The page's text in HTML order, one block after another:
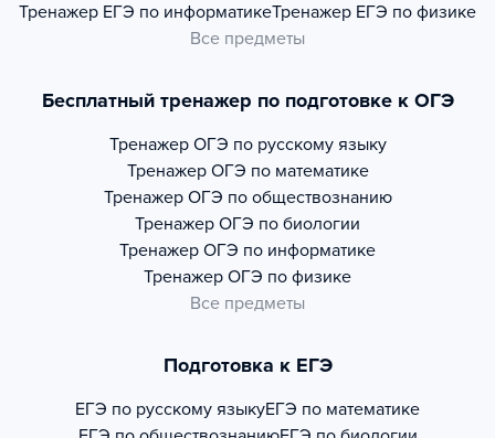
Тренажер ЕГЭ по информатикеТренажер ЕГЭ по физике
Все предметы
Бесплатный тренажер по подготовке к ОГЭ
Тренажер ОГЭ по русскому языку
Тренажер ОГЭ по математике
Тренажер ОГЭ по обществознанию
Тренажер ОГЭ по биологии
Тренажер ОГЭ по информатике
Тренажер ОГЭ по физике
Все предметы
Подготовка к ЕГЭ
ЕГЭ по русскому языкуЕГЭ по математике